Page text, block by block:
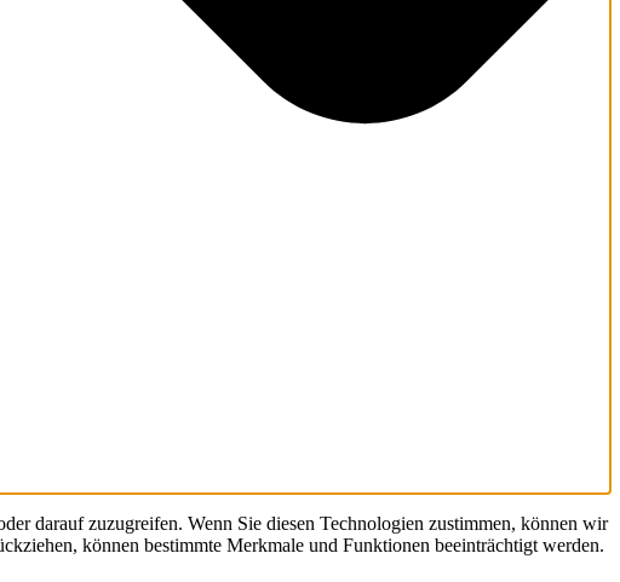
darauf zuzugreifen. Wenn Sie diesen Technologien zustimmen, können wir
können bestimmte Merkmale und Funktionen beeinträchtigt werden.